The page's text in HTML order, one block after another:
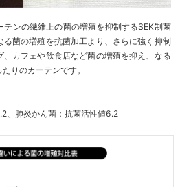
テンの繊維上の菌の増殖を抑制するSEK制菌
菌の増殖を抗菌加工より、さらに強く抑制
、カフェや飲食店など菌の増殖を抑え、なる
りのカーテンです。
、肺炎かん菌：抗菌活性値6.2